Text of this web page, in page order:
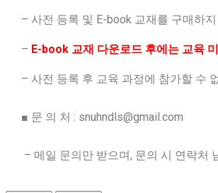
– 사전 등록 및 E-book 교재를 구매하
– E-book 교재 다운로드 후에는 교육
– 사전 등록 후 교육 과정에 참가할 수
■ 문 의 처 : snuhndls@gmail.com
– 메일 문의만 받으며, 문의 시 연락처